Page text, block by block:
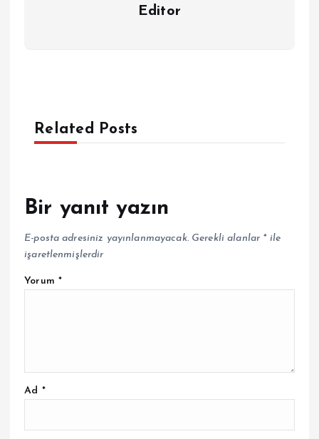
Editor
Related Posts
Bir yanıt yazın
E-posta adresiniz yayınlanmayacak. Gerekli alanlar *ile
işaretlenmişlerdir
Yorum *
Ad *